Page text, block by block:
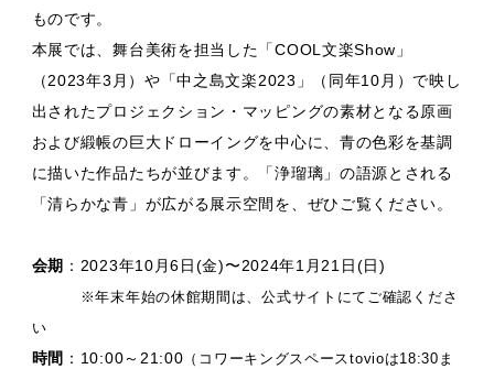
ものです。
本展では、舞台美術を担当した「COOL文楽Show」
（2023年3月）や「中之島文楽2023」（同年10月）で映し
出されたプロジェクション・マッピングの素材となる原画
および緞帳の巨大ドローイングを中心に、青の色彩を基調
に描いた作品たちが並びます。「浄瑠璃」の語源とされる
「清らかな青」が広がる展示空間を、ぜひご覧ください。
会期 ：2023年10月6日(金)〜2024年1月21日(日)
※年末年始の休館期間は、公式サイトにてご確認くださ
い
時間 ：10:00～21:00 （コワーキングスペースtovioは18:30ま